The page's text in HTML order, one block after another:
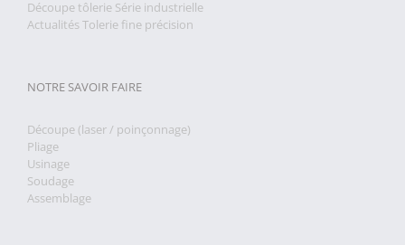
Découpe tôlerie Série industrielle
Actualités Tolerie fine précision
NOTRE SAVOIR FAIRE
Découpe (laser / poinçonnage)
Pliage
Usinage
Soudage
Assemblage